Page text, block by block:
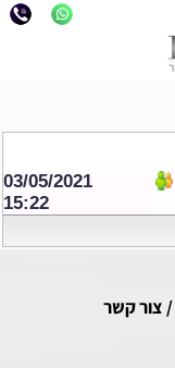
03/05/2021
15:22
/ צור קשר